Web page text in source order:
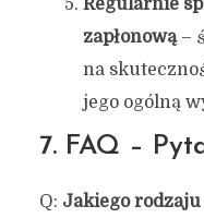
Regularnie
zapłonową–
na
jego ogólną
7. FAQ –
Q: Jakiego